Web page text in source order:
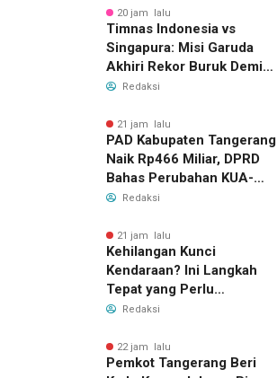
20 jam lalu
Timnas Indonesia vs
Singapura: Misi Garuda
Akhiri Rekor Buruk Demi
Tiket Semifinal Piala AFF
Redaksi
21 jam lalu
PAD Kabupaten Tangerang
Naik Rp466 Miliar, DPRD
Bahas Perubahan KUA-
PPAS 2026
Redaksi
21 jam lalu
Kehilangan Kunci
Kendaraan? Ini Langkah
Tepat yang Perlu
Dilakukan
Redaksi
22 jam lalu
Pemkot Tangerang Beri